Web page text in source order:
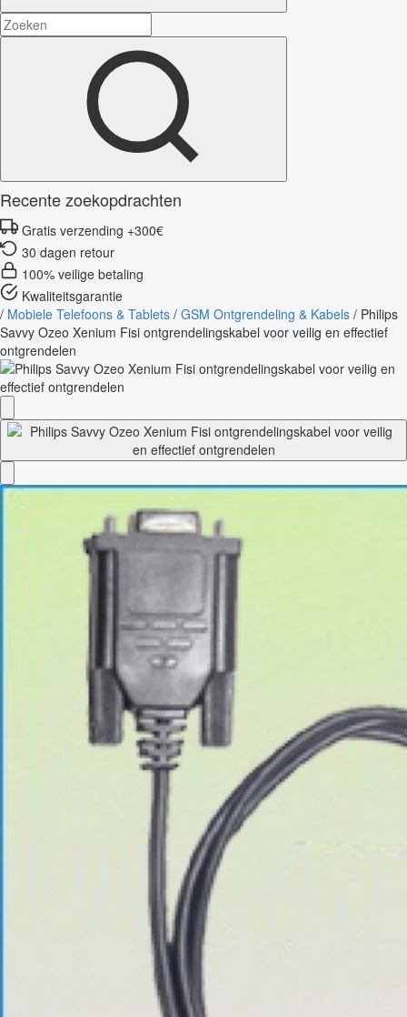
Recente zoekopdrachten
Gratis verzending +300€
30 dagen retour
100% veilige betaling
Kwaliteitsgarantie
/ Mobiele Telefoons & Tablets / GSM Ontgrendeling & Kabels / Philips
Savvy Ozeo Xenium Fisi ontgrendelingskabel voor veilig en effectief
ontgrendelen